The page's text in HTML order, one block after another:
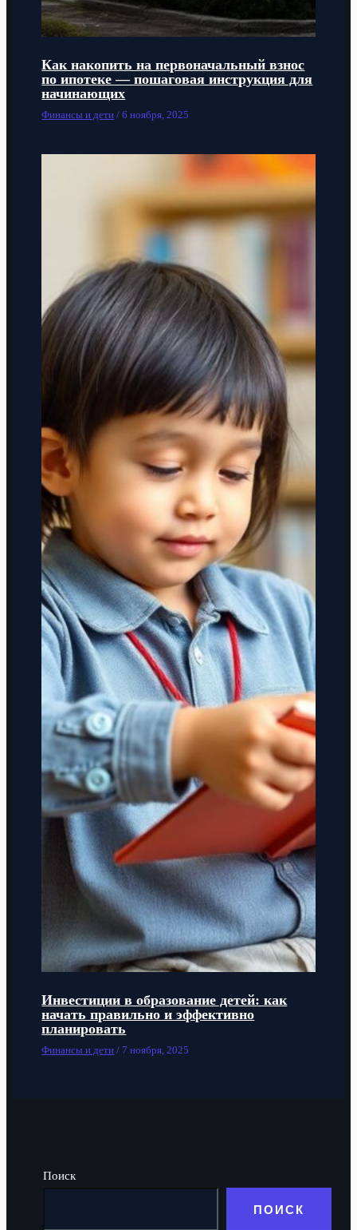
Как накопить на первоначальный взнос
по ипотеке — пошаговая инструкция для
начинающих
Финансы и дети /6 ноября, 2025
Инвестиции в образование детей: как
начать правильно и эффективно
планировать
Финансы и дети /7 ноября, 2025
Поиск
ПОИСК